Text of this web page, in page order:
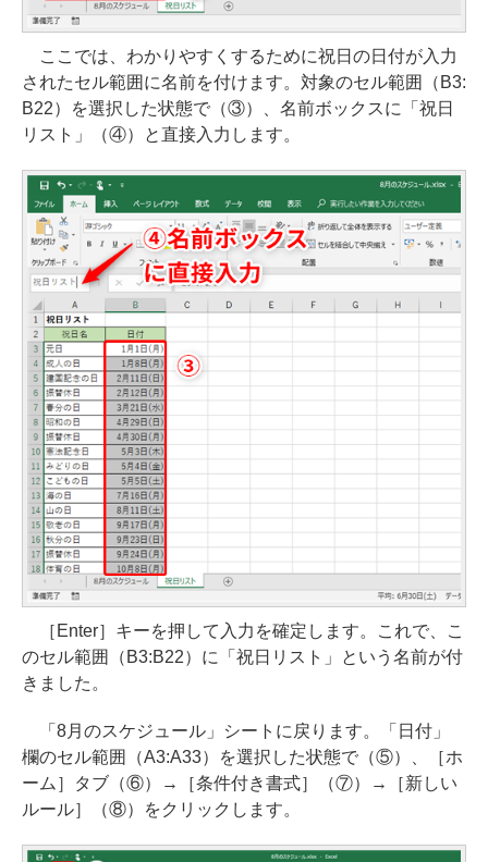
ここでは、わかりやすくするために祝日の日付が入力
されたセル範囲に名前を付けます。対象のセル範囲（B3:
B22）を選択した状態で（③）、名前ボックスに「祝日
リスト」（④）と直接入力します。
［Enter］キーを押して入力を確定します。これで、こ
のセル範囲（B3:B22）に「祝日リスト」という名前が付
きました。
「8月のスケジュール」シートに戻ります。「日付」
欄のセル範囲（A3:A33）を選択した状態で（⑤）、［ホ
ーム］タブ（⑥）→［条件付き書式］（⑦）→［新しい
ルール］（⑧）をクリックします。